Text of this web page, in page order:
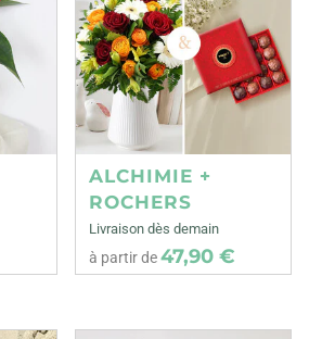
ALCHIMIE +
ROCHERS
Livraison dès demain
à partir de47,90 €